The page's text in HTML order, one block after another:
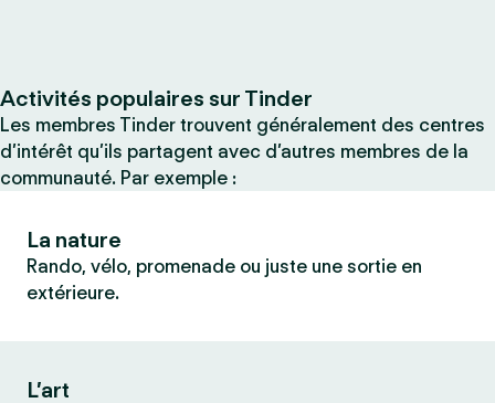
Activités populaires sur Tinder
Les membres Tinder trouvent généralement des centres
d’intérêt qu’ils partagent avec d’autres membres de la
communauté. Par exemple :
La nature
Rando, vélo, promenade ou juste une sortie en
extérieure.
L’art